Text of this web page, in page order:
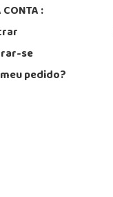
:
se
pedido?